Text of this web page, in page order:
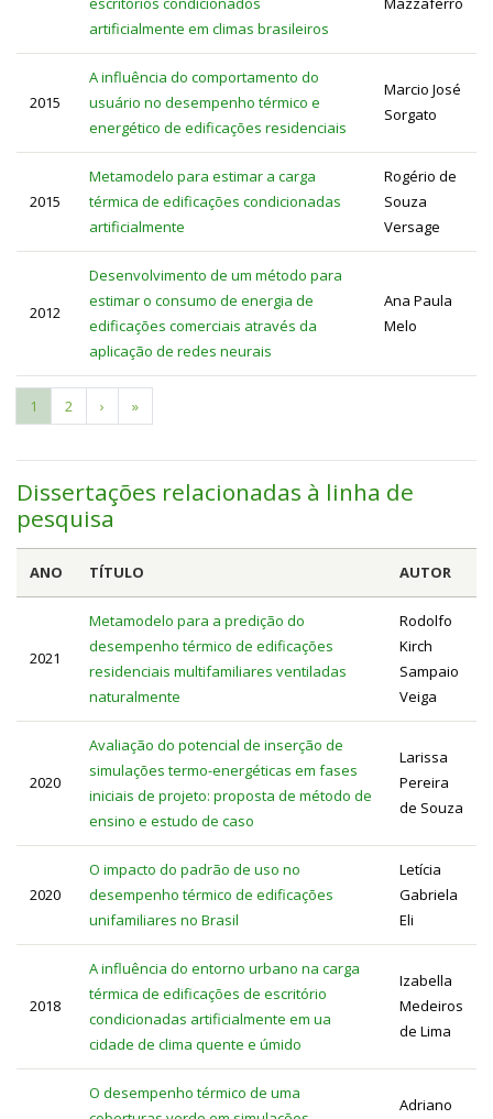
artificialmente em climas brasileiros
2015
A influência do comportamento do
usuário no desempenho térmico e
energético de edificações residenciais
Marcio José
Sorgato
2015
Metamodelo para estimar a carga
térmica de edificações condicionadas
artificialmente
Rogério de
Souza
Versage
2012
Desenvolvimento de um método para
estimar o consumo de energia de
edificações comerciais através da
aplicação de redes neurais
Ana Paula
Melo
Paginação
Página
atual
1 Page
2
Próxima
página
›
Última
página
»
Dissertações relacionadas à linha de
pesquisa
ANO TÍTULO AUTOR
2021
Metamodelo para a predição do
desempenho térmico de edificações
residenciais multifamiliares ventiladas
naturalmente
Rodolfo
Kirch
Sampaio
Veiga
2020
Avaliação do potencial de inserção de
simulações termo-energéticas em fases
iniciais de projeto: proposta de método de
ensino e estudo de caso
Larissa
Pereira
de Souza
2020
O impacto do padrão de uso no
desempenho térmico de edificações
unifamiliares no Brasil
Letícia
Gabriela
Eli
2018
A influência do entorno urbano na carga
térmica de edificações de escritório
condicionadas artificialmente em ua
cidade de clima quente e úmido
Izabella
Medeiros
de Lima
O desempenho térmico de uma
Adriano